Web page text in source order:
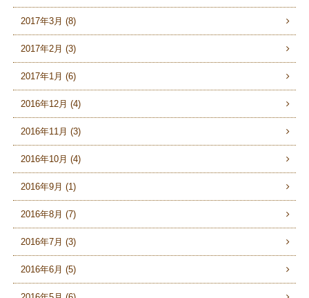
2017年3月 (8)
2017年2月 (3)
2017年1月 (6)
2016年12月 (4)
2016年11月 (3)
2016年10月 (4)
2016年9月 (1)
2016年8月 (7)
2016年7月 (3)
2016年6月 (5)